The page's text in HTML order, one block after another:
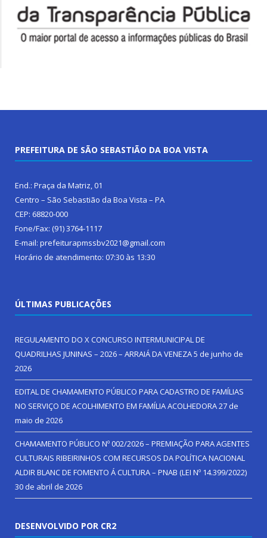
PREFEITURA DE SÃO SEBASTIÃO DA BOA VISTA
End.: Praça da Matriz, 01
Centro – São Sebastião da Boa Vista – PA
CEP: 68820-000
Fone/Fax: (91) 3764-1117
E-mail: prefeiturapmssbv2021@gmail.com
Horário de atendimento: 07:30 às 13:30
ÚLTIMAS PUBLICAÇÕES
REGULAMENTO DO X CONCURSO INTERMUNICIPAL DE
QUADRILHAS JUNINAS – 2026 – ARRAIÁ DA VENEZA5 de junho de
2026
EDITAL DE CHAMAMENTO PÚBLICO PARA CADASTRO DE FAMÍLIAS
NO SERVIÇO DE ACOLHIMENTO EM FAMÍLIA ACOLHEDORA27 de
maio de 2026
CHAMAMENTO PÚBLICO Nº 002/2026 – PREMIAÇÃO PARA AGENTES
CULTURAIS RIBEIRINHOS COM RECURSOS DA POLÍTICA NACIONAL
ALDIR BLANC DE FOMENTO Á CULTURA – PNAB (LEI Nº 14.399/2022)
30 de abril de 2026
DESENVOLVIDO POR CR2